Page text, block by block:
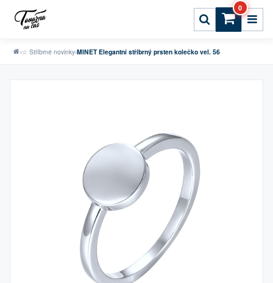
0
›☆ Stříbrné novinky›MINET Elegantní stříbrný prsten kolečko vel. 56